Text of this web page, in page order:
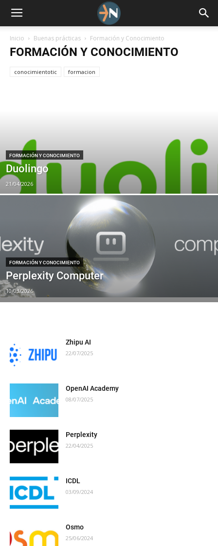
Inicio Buenas prácticas Formación y Conocimiento
FORMACIÓN Y CONOCIMIENTO
conocimientotic formacion
FORMACIÓN Y CONOCIMIENTO
Duolingo
21/04/2026
FORMACIÓN Y CONOCIMIENTO
Perplexity Computer
10/03/2026
Zhipu AI
22/07/2025
OpenAI Academy
08/07/2025
Perplexity
22/04/2025
ICDL
03/09/2024
Osmo
25/06/2024